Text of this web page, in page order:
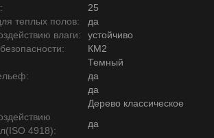
25
теплых полов:
да
влаги:
устойчиво
КМ2
Темный
да
да
Дерево классическое
4918):
да